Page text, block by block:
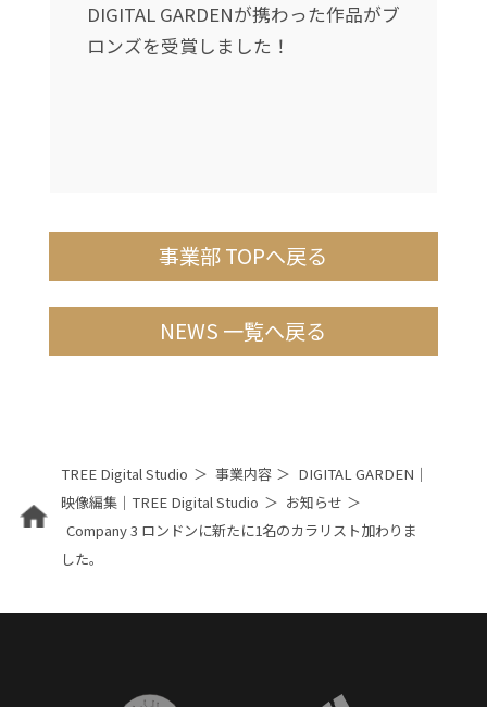
DIGITAL GARDENが携わった作品がブ
ロンズを受賞しました！
事業部 TOPへ戻る
NEWS 一覧へ戻る
TREE Digital Studio 事業内容
DIGITAL GARDEN｜
映像編集｜TREE Digital Studio
お知らせ
Company 3 ロンドンに新たに1名のカラリスト加わりま
した。